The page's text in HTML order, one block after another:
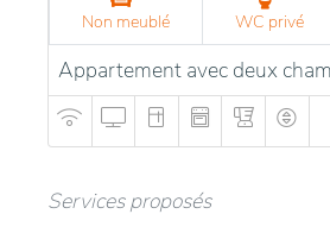
Non meublé WC privé
Appartement avec deux
Services proposés